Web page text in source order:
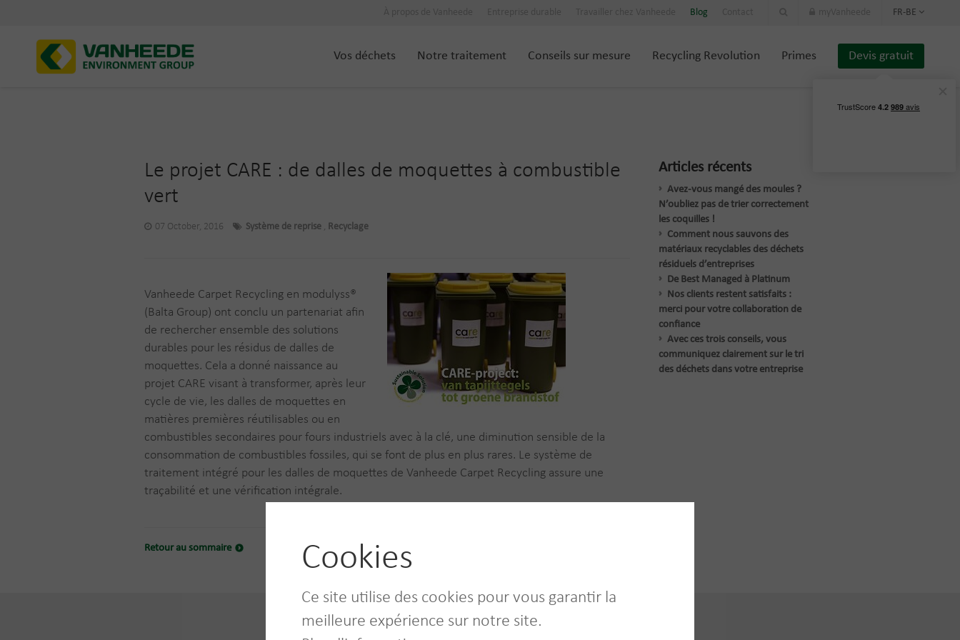
Blog FR-BE
Vos déchets Notre traitement Conseils sur mesure Recycling Revolution Primes Devis gratuit
Le projet CARE : de dalles de moquettes à combustible
vert
07 October, 2016 Système de reprise , Recyclage
Vanheede Carpet Recycling en modulyss®
(Balta Group) ont conclu un partenariat afin
de rechercher ensemble des solutions
durables pour les résidus de dalles de
moquettes. Cela a donné naissance au
projet CARE visant à transformer, après leur
cycle de vie, les dalles de moquettes en
matières premières réutilisables ou en
combustibles secondaires pour fours industriels avec à la clé, une diminution sensible de la
consommation de combustibles fossiles, qui se font de plus en plus rares. Le système de
traitement intégré pour les dalles de moquettes de Vanheede Carpet Recycling assure une
traçabilité et une vérification intégrale.
Retour au sommaire
Articles récents
Avez-vous mangé des moules ?
N’oubliez pas de trier correctement
les coquilles !
Comment nous sauvons des
matériaux recyclables des déchets
résiduels d’entreprises
De Best Managed à Platinum
Nos clients restent satisfaits :
merci pour votre collaboration de
confiance
Avec ces trois conseils, vous
communiquez clairement sur le tri
des déchets dans votre entreprise
Cookies
Ce site utilise des cookies pour vous garantir la
meilleure expérience sur notre site.